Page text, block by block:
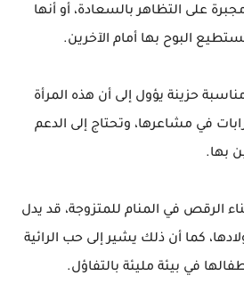
على التظاهر بالسعادة، أو أنها
البوح بها أمام الآخرين.
حزينة يؤول إلى أن هذه المرأة
في مشاعرها، وتحتاج إلى الدعم
بها.
الرقص في المنام للمتزوجة، قد يدل
كما أن ذلك يشير إلى حب الرائية
في بيئة مليئة بالتفاؤل.